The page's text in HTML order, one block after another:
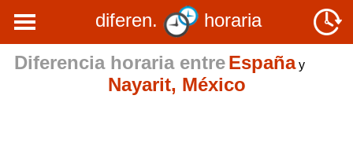
diferen.
horaria
Diferencia horaria entre Españay
Nayarit, México